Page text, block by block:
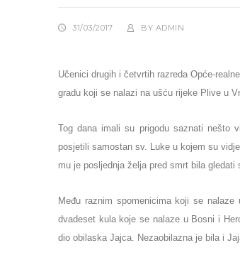
31/03/2017 BY ADMIN
Učenici drugih i četvrtih razreda Opće-
gradu koji se nalazi na ušću rijeke Plive u
Tog dana imali su prigodu saznati nešto
posjetili samostan sv. Luke u kojem su
mu je posljednja želja pred smrt bila gledati
Među raznim spomenicima koji se
dvadeset kula koje se nalaze u Bosni i
dio obilaska Jajca. Nezaobilazna je bila i